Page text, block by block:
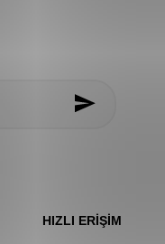
HIZLI ERIŞIM